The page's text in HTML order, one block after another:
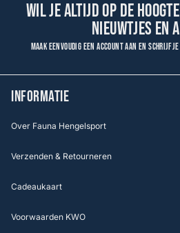
Wil je altijd op de
nieuwtjes en
Maak eenvoudig een account aan en schrijf
INFORMATIE
Over Fauna Hengelsport
Verzenden & Retourneren
Cadeaukaart
Voorwaarden KWO